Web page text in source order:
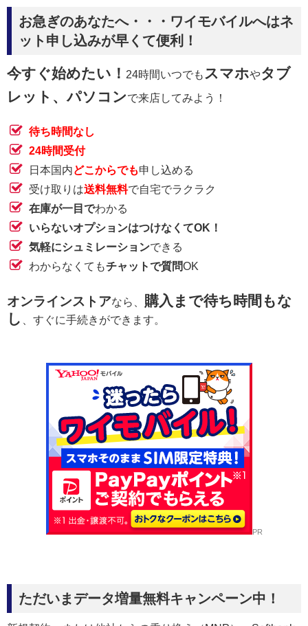
お急ぎのあなたへ・・・ワイモバイルへはネ
ット申し込みが早くて便利！
今すぐ始めたい！ 24時間いつでもスマホやタブ
レット、パソコンで来店してみよう！
待ち時間なし
24時間受付
日本国内どこからでも申し込める
受け取りは送料無料で自宅でラクラク
在庫が一目でわかる
いらないオプションはつけなくてOK！
気軽にシュミレーションできる
わからなくてもチャットで質問OK
オンラインストアなら、 購入まで待ち時間もな
し
、すぐに手続きができます。
PR
ただいまデータ増量無料キャンペーン中！